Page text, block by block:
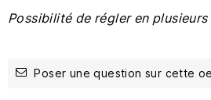
Possibilité de régler en
Poser une question sur cette